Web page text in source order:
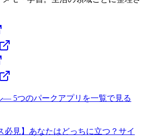
— 5つのパークアプリを一覧で見る
必見】あなたはどっちに立つ？サイ